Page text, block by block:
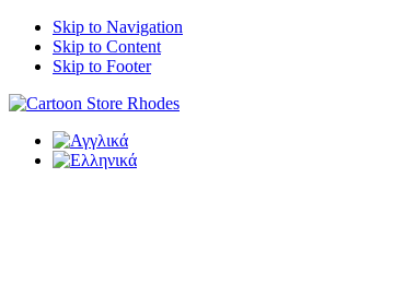
Skip to Navigation
Skip to Content
Skip to Footer